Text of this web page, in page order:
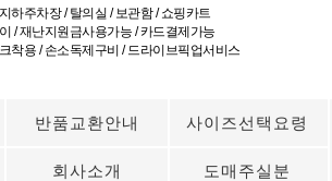
하주차장 / 탈의실 / 보관함 / 쇼핑카트
/ 재난지원금사용가능 / 카드결제가능
착용 / 손소독제구비 / 드라이브픽업서비스
반품교환안내 사이즈선택요령
회사소개 도매주실분